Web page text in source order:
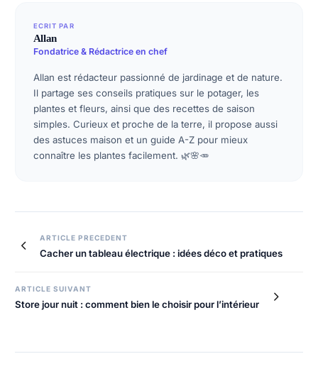
ECRIT PAR
Allan
Fondatrice & Rédactrice en chef
Allan est rédacteur passionné de jardinage et de nature.
Il partage ses conseils pratiques sur le potager, les
plantes et fleurs, ainsi que des recettes de saison
simples. Curieux et proche de la terre, il propose aussi
des astuces maison et un guide A-Z pour mieux
connaître les plantes facilement. 🌿🌸🥕
Navigation
ARTICLE PRECEDENT
Cacher un tableau électrique : idées déco et pratiques
ARTICLE SUIVANT
Store jour nuit : comment bien le choisir pour l’intérieur